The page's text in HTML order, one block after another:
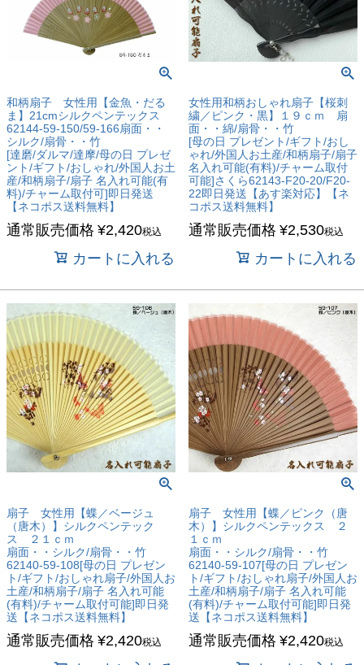
和柄扇子 女性用【金魚・だる
ま】21cmシルクペンテックス
62144-59-150/59-166扇面・・
シルク/扇骨・・竹
[達磨/ダルマ/達摩/母の日 プレゼ
ント/ギフト/おしゃれ/外国人お土
産/和柄扇子/扇子 名入れ可能(有
料)/チャーム取付可]即日発送
【ネコポス送料無料】
通常販売価格 ¥2,420税込
カートに入れる
女性用和柄おしゃれ扇子【桜刺
繍／ピンク・黒】１９ｃｍ 扇
面・・綿/扇骨・・竹
[母の日 プレゼント/ギフト/おし
ゃれ/外国人お土産/和柄扇子/扇子
名入れ可能(有料)/チャーム取付
可能]さくら62143-F20-20/F20-
22即日発送【あす楽対応】【ネ
コポス送料無料】
通常販売価格 ¥2,530税込
カートに入れる
扇子 女性用【蝶／ベージュ
（唐木）】シルクペンテック
ス ２１ｃｍ
扇面・・シルク/扇骨・・竹
62140-59-108[母の日 プレゼン
ト/ギフト/おしゃれ扇子/外国人お
土産/和柄扇子/扇子 名入れ可能
(有料)/チャーム取付可能]即日発
送【ネコポス送料無料】
通常販売価格 ¥2,420税込
扇子 女性用【蝶／ピンク（唐
木）】シルクペンテックス ２
１ｃｍ
扇面・・シルク/扇骨・・竹
62140-59-107[母の日 プレゼン
ト/ギフト/おしゃれ扇子/外国人お
土産/和柄扇子/扇子 名入れ可能
(有料)/チャーム取付可能]即日発
送【ネコポス送料無料】
通常販売価格 ¥2,420税込